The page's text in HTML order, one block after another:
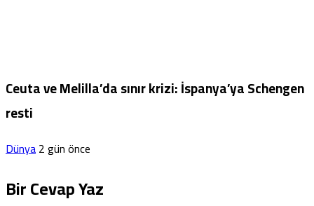
Ceuta ve Melilla’da sınır krizi: İspanya’ya Schengen
resti
Dünya2 gün önce
Bir Cevap Yaz